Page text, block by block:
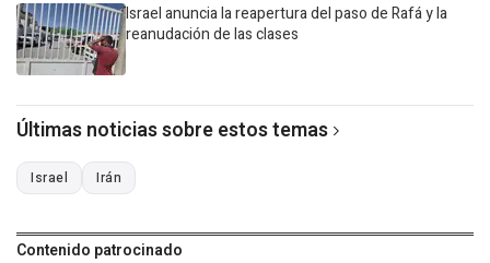
Israel anuncia la reapertura del paso de Rafá y la
reanudación de las clases
Últimas noticias sobre estos temas
Israel Irán
Contenido patrocinado